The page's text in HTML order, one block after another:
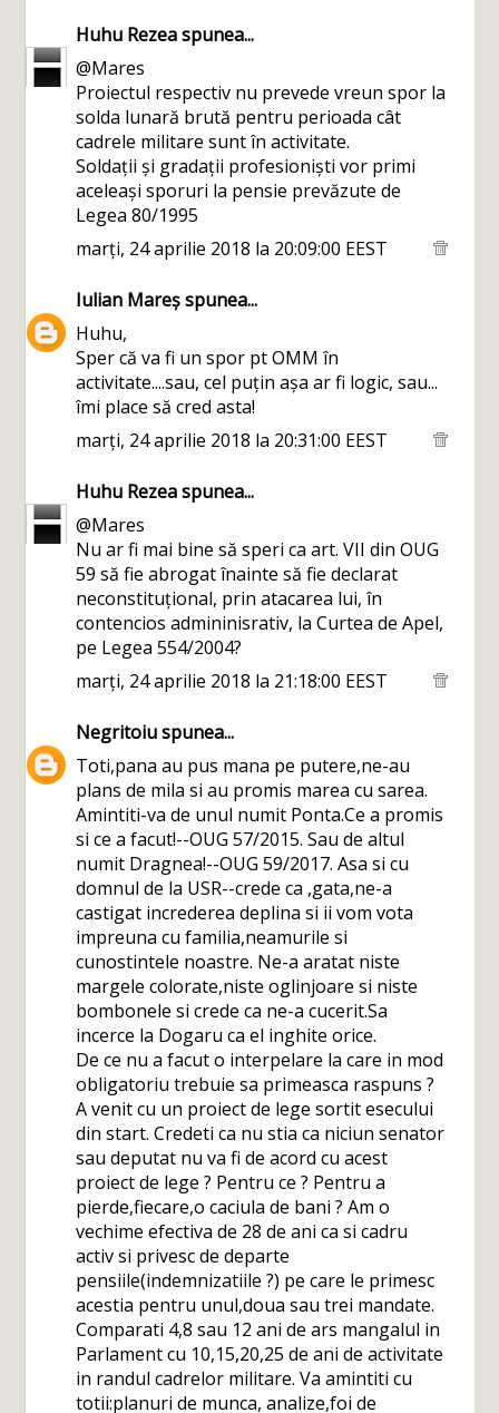
Huhu Rezeaspunea...
@Mares
Proiectul respectiv nu prevede vreun spor la
solda lunară brută pentru perioada cât
cadrele militare sunt în activitate.
Soldații și gradații profesioniști vor primi
aceleași sporuri la pensie prevăzute de
Legea 80/1995
marți, 24 aprilie 2018 la 20:09:00 EEST
Iulian Mareșspunea...
Huhu,
Sper că va fi un spor pt OMM în
activitate....sau, cel puțin așa ar fi logic, sau...
îmi place să cred asta!
marți, 24 aprilie 2018 la 20:31:00 EEST
Huhu Rezeaspunea...
@Mares
Nu ar fi mai bine să speri ca art. VII din OUG
59 să fie abrogat înainte să fie declarat
neconstituțional, prin atacarea lui, în
contencios admininisrativ, la Curtea de Apel,
pe Legea 554/2004?
marți, 24 aprilie 2018 la 21:18:00 EEST
Negritoiuspunea...
Toti,pana au pus mana pe putere,ne-au
plans de mila si au promis marea cu sarea.
Amintiti-va de unul numit Ponta.Ce a promis
si ce a facut!--OUG 57/2015. Sau de altul
numit Dragnea!--OUG 59/2017. Asa si cu
domnul de la USR--crede ca ,gata,ne-a
castigat increderea deplina si ii vom vota
impreuna cu familia,neamurile si
cunostintele noastre. Ne-a aratat niste
margele colorate,niste oglinjoare si niste
bombonele si crede ca ne-a cucerit.Sa
incerce la Dogaru ca el inghite orice.
De ce nu a facut o interpelare la care in mod
obligatoriu trebuie sa primeasca raspuns ?
A venit cu un proiect de lege sortit esecului
din start. Credeti ca nu stia ca niciun senator
sau deputat nu va fi de acord cu acest
proiect de lege ? Pentru ce ? Pentru a
pierde,fiecare,o caciula de bani ? Am o
vechime efectiva de 28 de ani ca si cadru
activ si privesc de departe
pensiile(indemnizatiile ?) pe care le primesc
acestia pentru unul,doua sau trei mandate.
Comparati 4,8 sau 12 ani de ars mangalul in
Parlament cu 10,15,20,25 de ani de activitate
in randul cadrelor militare. Va amintiti cu
totii:planuri de munca, analize,foi de